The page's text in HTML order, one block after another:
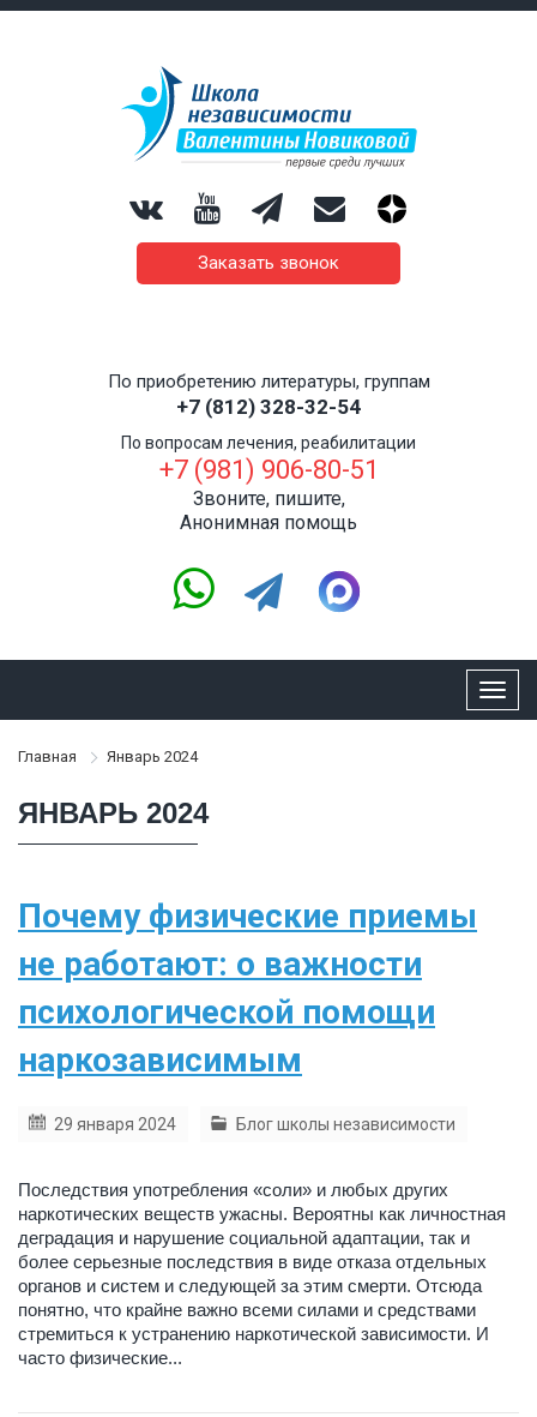
Заказать звонок
По приобретению литературы, группам
+7 (812) 328-32-54
По вопросам лечения, реабилитации
+7 (981) 906-80-51
Звоните, пишите,
Анонимная помощь
Главная Январь 2024
ЯНВАРЬ 2024
Почему физические приемы
не работают: о важности
психологической помощи
наркозависимым
29 января 2024 Блог школы независимости
Последствия употребления «соли» и любых других
наркотических веществ ужасны. Вероятны как личностная
деградация и нарушение социальной адаптации, так и
более серьезные последствия в виде отказа отдельных
органов и систем и следующей за этим смерти. Отсюда
понятно, что крайне важно всеми силами и средствами
стремиться к устранению наркотической зависимости. И
часто физические...